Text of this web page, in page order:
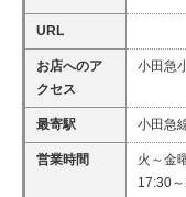
URL
お店へのア
クセス
小田急
最寄駅 小田急
営業時間
火～金
17:30